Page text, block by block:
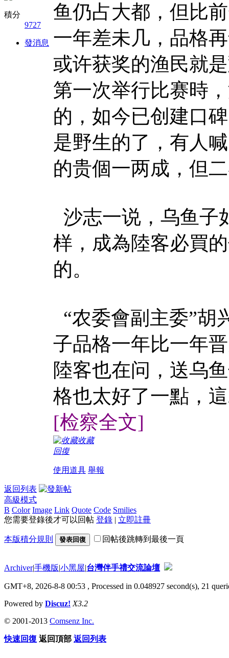
積分
9727
發消息
鱼仍占大都，但比
一年差未几，品格
或许获奖的渔民就
第一次举行比赛時
的，如今已创建口
是野生的了，有人
的贵個一两成，但
沙志一说，乌鱼子
样，成為陸客必買
的。
“农委會副主委”胡
子品格一年比一年
陸客也在问，送乌
格也太好了一點，
[检察全文]
收藏
回復
使用道具 舉報
返回列表
高級模式
B Color Image Link Quote Code Smilies
您需要登錄後才可以回帖 登錄 | 立即註冊
本版積分規則 發表回復 回帖後跳轉到最後一頁
Archiver|手機版|小黑屋|台灣伴手禮交流論壇
GMT+8, 2026-8-8 00:53 , Processed in 0.048927 second(s), 21
Powered by Discuz! X3.2
© 2001-2013 Comsenz Inc.
快速回復 返回頂部 返回列表